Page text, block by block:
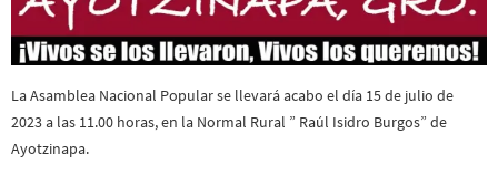
La Asamblea Nacional Popular se llevará acabo el día 15 de julio de
2023 a las 11.00 horas, en la Normal Rural ” Raúl Isidro Burgos” de
Ayotzinapa.